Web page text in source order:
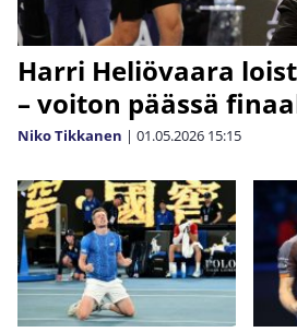
Harri Heliövaara
– voiton päässä
Niko Tikkanen | 01.05.2026 15:15